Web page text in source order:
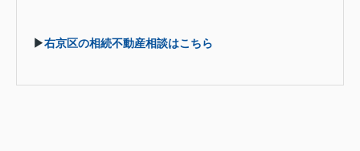
▶右京区の相続不動産相談はこちら